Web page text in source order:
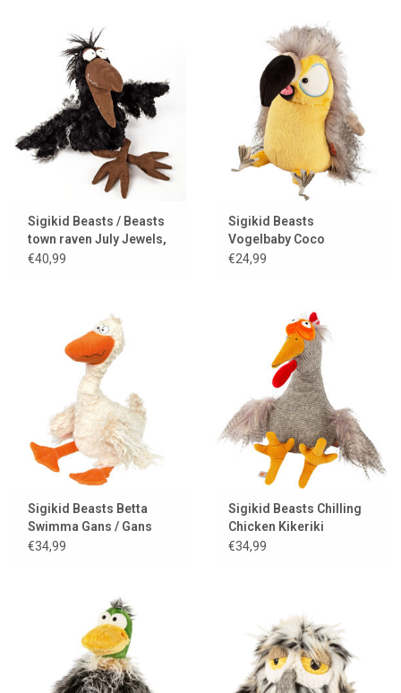
Sigikid Beasts / Beasts
town raven July Jewels,
KiKeRiKi
€40,99
Sigikid Beasts
Vogelbaby Coco
Coocoo
€24,99
Sigikid Beasts Betta
Swimma Gans / Gans
€34,99
Sigikid Beasts Chilling
Chicken Kikeriki
€34,99